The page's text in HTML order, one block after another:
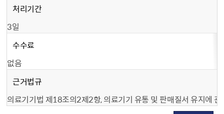
처리기간
3일
수수료
없음
근거법규
의료기기법 제18조의2제2항, 의료기기 유통 및 판매질서 유지에